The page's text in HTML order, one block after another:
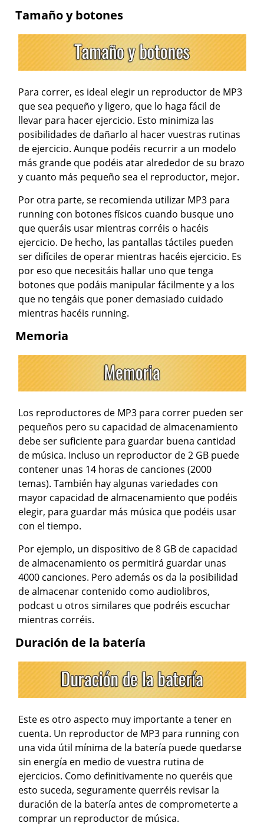
Tamaño y botones
Para correr, es ideal elegir un reproductor de MP3
que sea pequeño y ligero, que lo haga fácil de
llevar para hacer ejercicio. Esto minimiza las
posibilidades de dañarlo al hacer vuestras rutinas
de ejercicio. Aunque podéis recurrir a un modelo
más grande que podéis atar alrededor de su brazo
y cuanto más pequeño sea el reproductor, mejor.
Por otra parte, se recomienda utilizar MP3 para
running con botones físicos cuando busque uno
que queráis usar mientras corréis o hacéis
ejercicio. De hecho, las pantallas táctiles pueden
ser difíciles de operar mientras hacéis ejercicio. Es
por eso que necesitáis hallar uno que tenga
botones que podáis manipular fácilmente y a los
que no tengáis que poner demasiado cuidado
mientras hacéis running.
Memoria
Los reproductores de MP3 para correr pueden ser
pequeños pero su capacidad de almacenamiento
debe ser suficiente para guardar buena cantidad
de música. Incluso un reproductor de 2 GB puede
contener unas 14 horas de canciones (2000
temas). También hay algunas variedades con
mayor capacidad de almacenamiento que podéis
elegir, para guardar más música que podéis usar
con el tiempo.
Por ejemplo, un dispositivo de 8 GB de capacidad
de almacenamiento os permitirá guardar unas
4000 canciones. Pero además os da la posibilidad
de almacenar contenido como audiolibros,
podcast u otros similares que podréis escuchar
mientras corréis.
Duración de la batería
Este es otro aspecto muy importante a tener en
cuenta. Un reproductor de MP3 para running con
una vida útil mínima de la batería puede quedarse
sin energía en medio de vuestra rutina de
ejercicios. Como definitivamente no queréis que
esto suceda, seguramente querréis revisar la
duración de la batería antes de comprometerte a
comprar un reproductor de música.